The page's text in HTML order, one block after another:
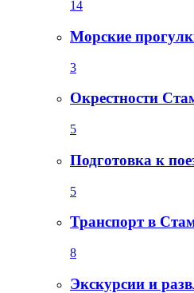
14
Морские
3
Окрестности
5
Подготовка к
5
Транспорт в
8
Экскурсии и